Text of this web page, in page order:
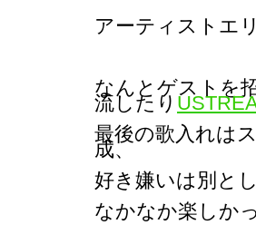
アーティストエ
なんとゲストを
流したり
最後の歌入れは
成、
好き嫌いは別と
なかなか楽しか